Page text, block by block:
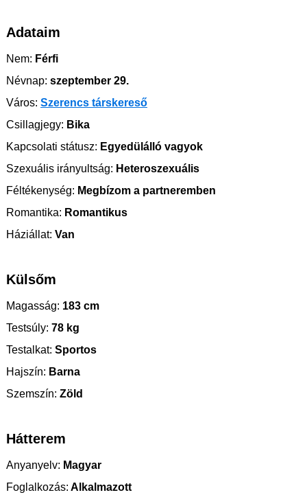
Adataim
Nem: Férfi
Névnap: szeptember 29.
Város: Szerencs társkereső
Csillagjegy: Bika
Kapcsolati státusz: Egyedülálló vagyok
Szexuális irányultság: Heteroszexuális
Féltékenység: Megbízom a partneremben
Romantika: Romantikus
Háziállat: Van
Külsőm
Magasság: 183 cm
Testsúly: 78 kg
Testalkat: Sportos
Hajszín: Barna
Szemszín: Zöld
Hátterem
Anyanyelv: Magyar
Foglalkozás: Alkalmazott